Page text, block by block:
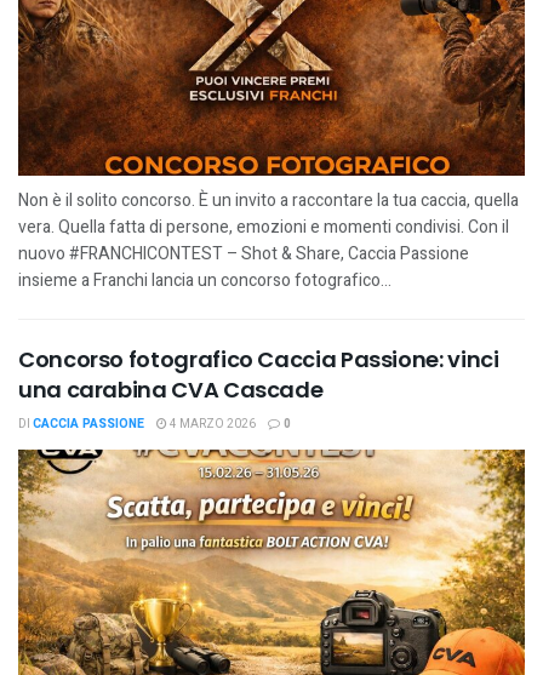
Non è il solito concorso. È un invito a raccontare la tua caccia, quella
vera. Quella fatta di persone, emozioni e momenti condivisi. Con il
nuovo #FRANCHICONTEST – Shot & Share, Caccia Passione
insieme a Franchi lancia un concorso fotografico...
Concorso fotografico Caccia Passione: vinci
una carabina CVA Cascade
DI CACCIA PASSIONE 4 MARZO 2026 0